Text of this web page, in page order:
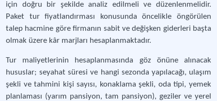
için doğru bir şekilde analiz edilmeli ve düzenlenmelidir.
Paket tur fiyatlandırması konusunda öncelikle öngörülen
talep hacmine göre firmanın sabit ve değişken giderleri başta
olmak üzere kâr marjları hesaplanmaktadır.
Tur maliyetlerinin hesaplanmasında göz önüne alınacak
hususlar; seyahat süresi ve hangi sezonda yapılacağı, ulaşım
şekli ve tahmini kişi sayısı, konaklama şekli, oda tipi, yemek
planlaması (yarım pansiyon, tam pansiyon), geziler ve yerel